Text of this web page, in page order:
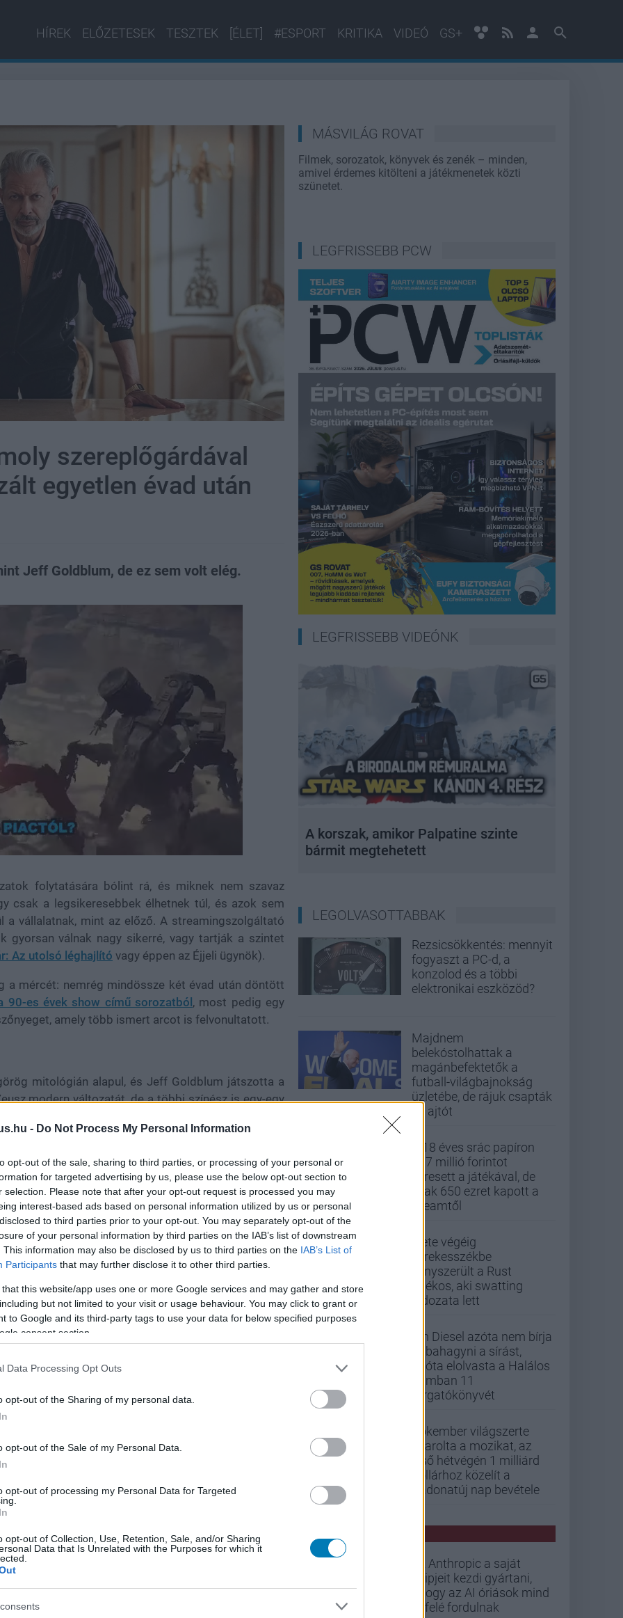
- Do Not Process My Personal Information
opt-out of the sale, sharing to third parties, or processing of your personal or
for targeted advertising by us, please use the below opt-out section to
selection. Please note that after your opt-out request is processed you may
interest-based ads based on personal information utilized by us or personal
to third parties prior to your opt-out. You may separately opt-out of the
of your personal information by third parties on the IAB’s list of downstream
This information may also be disclosed by us to third parties on the IAB’s List of
Participants that may further disclose it to other third parties.
that this website/app uses one or more Google services and may gather and store
but not limited to your visit or usage behaviour. You may click to grant or
to Google and its third-party tags to use your data for below specified purposes
consent section.
Data Processing Opt Outs
opt-out of the Sharing of my personal data.
opt-out of the Sale of my Personal Data.
opt-out of processing my Personal Data for Targeted
opt-out of Collection, Use, Retention, Sale, and/or Sharing
Data that Is Unrelated with the Purposes for which it
HÍREK ELŐZETESEK TESZTEK [ÉLET] #ESPORT KRITIKA VIDEÓ GS+
szereplőgárdával
egyetlen évad után
Jeff Goldblum, de ez sem volt elég.
folytatására bólint rá, és miknek nem szavaz
csak a legsikeresebbek élhetnek túl, és azok sem
a vállalatnak, mint az előző. A streamingszolgáltató
gyorsan válnak nagy sikerré, vagy tartják a szintet
Az utolsó léghajlító vagy éppen az Éjjeli ügynök).
a mércét: nemrég mindössze két évad után döntött
es évek show című sorozatból , most pedig egy
amely több ismert arcot is felvonultatott.
mitológián alapul, és Jeff Goldblum játszotta a
modern változatát, de a többi színész is egy-egy
Köztük van sok más mellett David Thewlis (Harry
Curtis (Avatar: A víz útja, Fear the Walking Dead)
Héraként, Stephen Dillane (Trónok harca, A
(Tizenegyes állomás, 1917) Dionüszoszként,
Nincs kiszállás) Orpheuszként.
sorozata azonban az ígéretes koncepció ellenére
az előfizetőket, mint kellett volna (noha négy
5,9 millió megtekintés volt a csúcsteljesítménye),
a szériát, így nem lesz második évad sem.
MÁSVILÁG ROVAT
Filmek, sorozatok, könyvek és zenék – minden,
amivel érdemes kitölteni a játékmenetek közti
szünetet.
LEGFRISSEBB PCW
LEGFRISSEBB VIDEÓNK
A korszak, amikor Palpatine szinte
bármit megtehetett
LEGOLVASOTTABBAK
Rezsicsökkentés: mennyit
fogyaszt a PC-d, a
konzolod és a többi
elektronikai eszközöd?
Majdnem
belekóstolhattak a
magánbefektetők a
futball-világbajnokság
üzletébe, de rájuk csapták
az ajtót
A 18 éves srác papíron
437 millió forintot
keresett a játékával, de
csak 650 ezret kapott a
Steamtől
Élete végéig
kerekesszékbe
kényszerült a Rust
játékos, aki swatting
áldozata lett
Vin Diesel azóta nem bírja
abbahagyni a sírást,
mióta elolvasta a Halálos
iramban 11
forgatókönyvét
Pókember világszerte
letarolta a mozikat, az
első hétvégén 1 milliárd
dollárhoz közelít a
Vadonatúj nap bevétele
Az Anthropic a saját
chipjeit kezdi gyártani,
ahogy az AI óriások mind
befelé fordulnak